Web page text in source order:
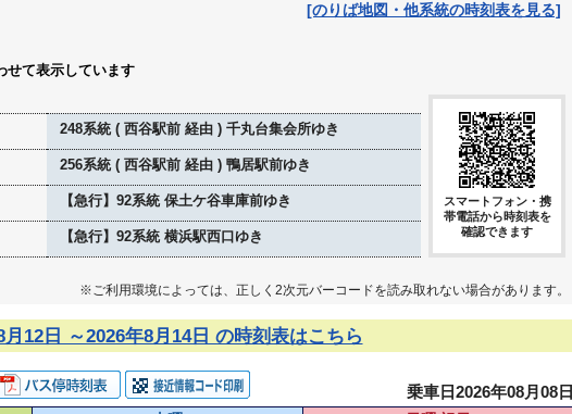
[のりば地図・他系統の時刻表を見る]
せて表示しています
248系統 ( 西谷駅前 経由 ) 千丸台集会所ゆき
256系統 ( 西谷駅前 経由 ) 鴨居駅前ゆき
【急行】92系統 保土ケ谷車庫前ゆき
【急行】92系統 横浜駅西口ゆき
スマートフォン・携
帯電話から時刻表を
確認できます
※ご利用環境によっては、正しく2次元バーコードを読み取れない場合があります。
月12日 ～2026年8月14日 の時刻表はこちら
乗車日2026年08月08日